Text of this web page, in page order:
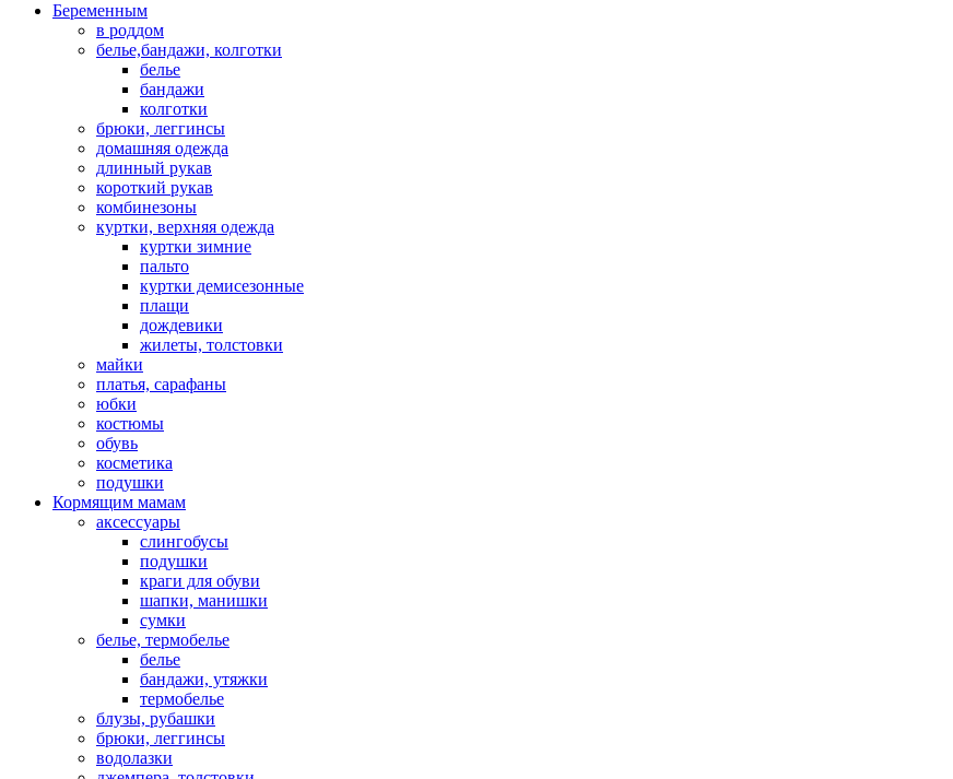
Беременным
в роддом
белье,бандажи, колготки
белье
бандажи
колготки
брюки, леггинсы
домашняя одежда
длинный рукав
короткий рукав
комбинезоны
куртки, верхняя одежда
куртки зимние
пальто
куртки демисезонные
плащи
дождевики
жилеты, толстовки
майки
платья, сарафаны
юбки
костюмы
обувь
косметика
подушки
Кормящим мамам
аксессуары
слингобусы
подушки
краги для обуви
шапки, манишки
сумки
белье, термобелье
белье
бандажи, утяжки
термобелье
блузы, рубашки
брюки, леггинсы
водолазки